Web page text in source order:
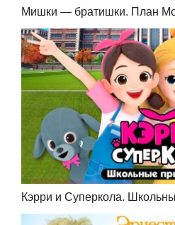
Мишки — братишки. План
Кэрри и Суперкола.